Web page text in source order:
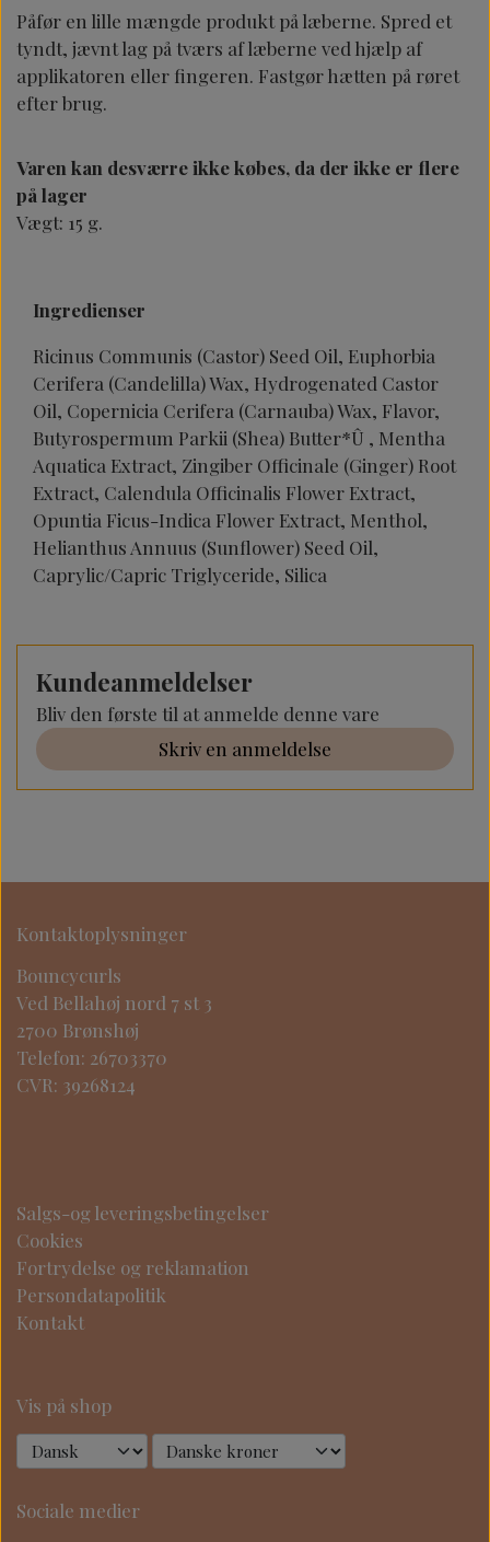
Påfør en lille mængde produkt på læberne. Spred et
tyndt, jævnt lag på tværs af læberne ved hjælp af
applikatoren eller fingeren. Fastgør hætten på røret
efter brug.
Varen kan desværre ikke købes, da der ikke er flere
på lager
Vægt: 15 g.
Ingredienser
Ricinus Communis (Castor) Seed Oil, Euphorbia
Cerifera (Candelilla) Wax, Hydrogenated Castor
Oil, Copernicia Cerifera (Carnauba) Wax, Flavor,
Butyrospermum Parkii (Shea) Butter*Û , Mentha
Aquatica Extract, Zingiber Officinale (Ginger) Root
Extract, Calendula Officinalis Flower Extract,
Opuntia Ficus-Indica Flower Extract, Menthol,
Helianthus Annuus (Sunflower) Seed Oil,
Caprylic/Capric Triglyceride, Silica
Kundeanmeldelser
Bliv den første til at anmelde denne vare
Skriv en anmeldelse
Kontaktoplysninger
Bouncycurls
Ved Bellahøj nord 7 st 3
2700 Brønshøj
Telefon: 26703370
CVR: 39268124
Salgs-og leveringsbetingelser
Cookies
Fortrydelse og reklamation
Persondatapolitik
Kontakt
Vis på shop
Sociale medier